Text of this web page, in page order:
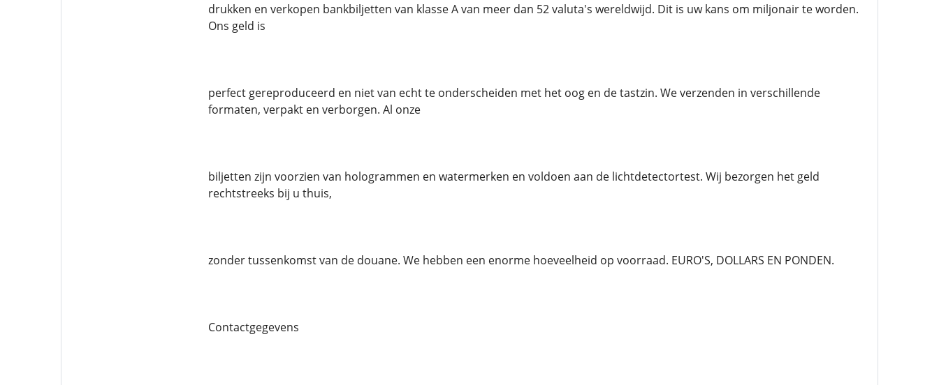
drukken en verkopen bankbiljetten van klasse A van meer dan 52 valuta's wereldwijd. Dit is uw kans om miljonair te worden.
Ons geld is
perfect gereproduceerd en niet van echt te onderscheiden met het oog en de tastzin. We verzenden in verschillende
formaten, verpakt en verborgen. Al onze
biljetten zijn voorzien van hologrammen en watermerken en voldoen aan de lichtdetectortest. Wij bezorgen het geld
rechtstreeks bij u thuis,
zonder tussenkomst van de douane. We hebben een enorme hoeveelheid op voorraad. EURO'S, DOLLARS EN PONDEN.
Contactgegevens